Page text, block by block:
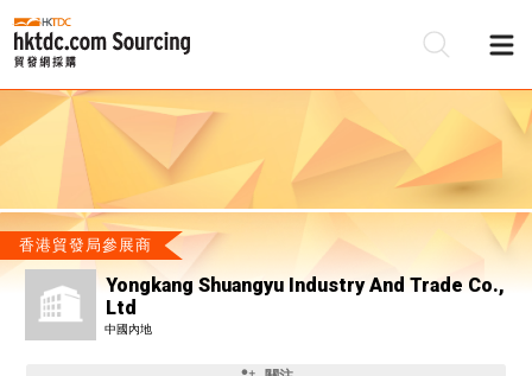
香港貿發局參展商
Yongkang Shuangyu Industry And Trade Co.,
Ltd
中國內地